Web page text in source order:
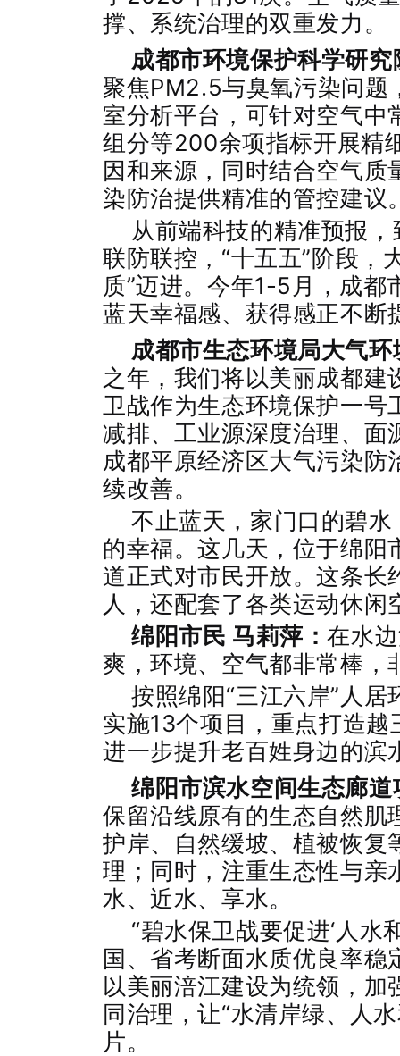
撑、系统治理的双重发力
成都市环境保护科学研
聚焦PM2.5与臭氧污染问题
室分析平台，可针对空气
组分等200余项指标开展精
因和来源，同时结合空气
染防治提供精准的管控建
从前端科技的精准预报
联防联控，“十五五”阶段，
质”迈进。今年1-5月，成
蓝天幸福感、获得感正不
成都市生态环境局大气
之年，我们将以美丽成都
卫战作为生态环境保护一
减排、工业源深度治理、面
成都平原经济区大气污染
续改善。
不止蓝天，家门口的碧
的幸福。这几天，位于绵阳
道正式对市民开放。这条长
人，还配套了各类运动休
绵阳市民 马莉萍：在水
爽，环境、空气都非常棒
按照绵阳“三江六岸”人
实施13个项目，重点打造
进一步提升老百姓身边的
绵阳市滨水空间生态廊
保留沿线原有的生态自然肌
护岸、自然缓坡、植被恢复
理；同时，注重生态性与亲
水、近水、享水。
“碧水保卫战要促进‘人水
国、省考断面水质优良率
以美丽涪江建设为统领，
同治理，让“水清岸绿、人
片。